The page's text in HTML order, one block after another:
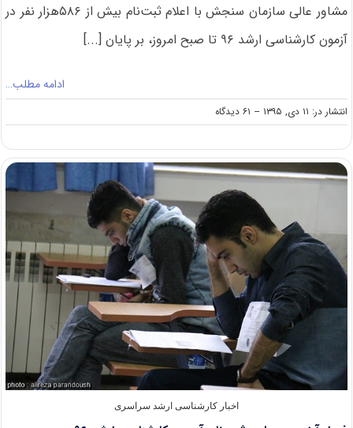
مشاور عالی سازمان سنجش با اعلام ثبت‌نام بیش از ۵۸۶هزار نفر در
آزمون کارشناسی ارشد ۹۶ تا صبح امروز، بر پایان [...]
ادامه مطلب…
انتشار در: ۱۱ دی, ۱۳۹۵ -- ۶۱ دیدگاه
on
امروز؛
مهلت
ثبت‌نام
کارشناسی
ارشد
اخبار کارشناسی ارشد سراسری